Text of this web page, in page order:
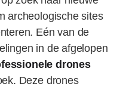
archeologische sites
Eén van de
in de afgelopen
drones
Deze drones